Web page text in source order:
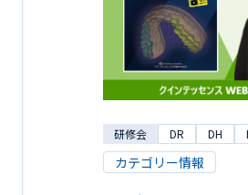
研修会 DR DH
カテゴリー情報